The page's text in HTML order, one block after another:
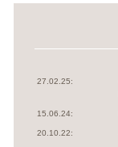
27.02.25:
15.06.24:
20.10.22: